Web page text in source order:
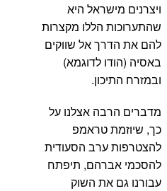
ויצרנים מישראל היא
שהתערוכות הללו מקצרות
להם את הדרך אל שווקים
באסיה (הודו לדוגמא)
ובמזרח התיכון.
מדברים הרבה אצלנו על
כך, שיוזמת טראמפ
להצטרפות ערב הסעודית
להסכמי אברהם, תיפתח
עבורנו גם את השוק